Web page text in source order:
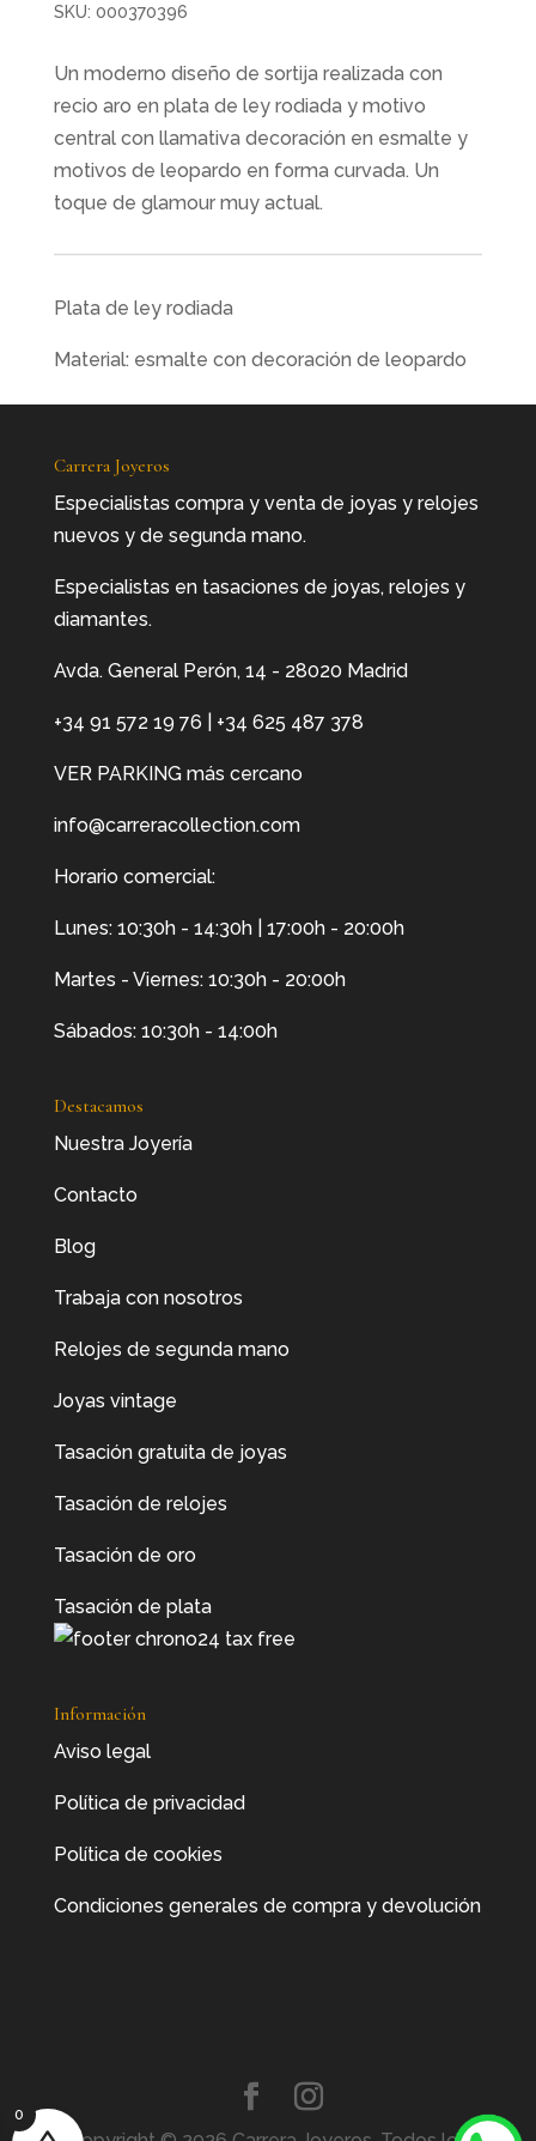
SKU: 000370396
Un moderno diseño de sortija realizada con
recio aro en plata de ley rodiada y motivo
central con llamativa decoración en esmalte y
motivos de leopardo en forma curvada. Un
toque de glamour muy actual.
Plata de ley rodiada
Material: esmalte con decoración de leopardo
Carrera Joyeros
Especialistas compra y venta de joyas y relojes
nuevos y de segunda mano.
Especialistas en tasaciones de joyas, relojes y
diamantes.
Avda. General Perón, 14 - 28020 Madrid
+34 91 572 19 76 +34 625 487 378
VER PARKING más cercano
info@carreracollection.com
Horario comercial:
Lunes: 10:30h - 14:30h | 17:00h - 20:00h
Martes - Viernes: 10:30h - 20:00h
Sábados: 10:30h - 14:00h
Destacamos
Nuestra Joyería
Contacto
Blog
Trabaja con nosotros
Relojes de segunda mano
Joyas vintage
Tasación gratuita de joyas
Tasación de relojes
Tasación de oro
Tasación de plata
Información
Aviso legal
Política de privacidad
Política de cookies
Condiciones generales de compra y devolución
0